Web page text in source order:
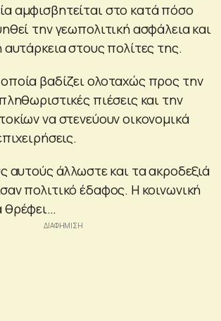
αμφισβητείται στο κατά πόσο
την γεωπολιτική ασφάλεια και
αυτάρκεια στους πολίτες της.
βαδίζει ολοταχώς προς την
πιέσεις και την
να στενεύουν οικονομικά
αυτούς άλλωστε και τα ακροδεξιά
πολιτικό έδαφος. Η κοινωνική
θρέφει…